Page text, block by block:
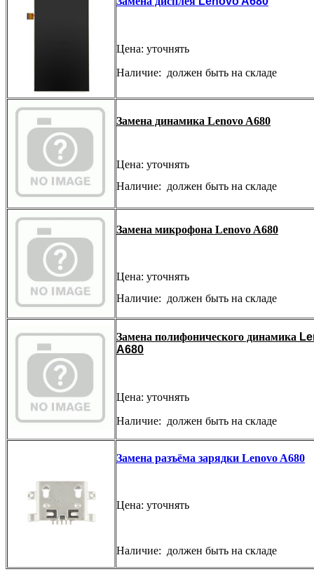
Цена: уточнять
Наличие: должен быть на складе
Замена динамика Lenovo A680
Цена: уточнять
Наличие: должен быть на складе
Замена микрофона Lenovo A680
Цена: уточнять
Наличие: должен быть на складе
Замена полифонического динамика
A680
Цена: уточнять
Наличие: должен быть на складе
Замена разъёма зарядки Lenovo A680
Цена: уточнять
Наличие: должен быть на складе